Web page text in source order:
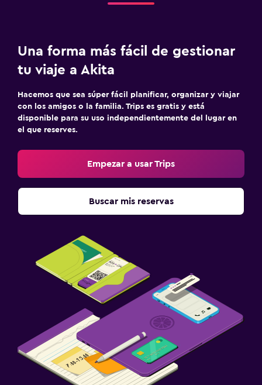
Una forma más fácil de gestionar
tu viaje a Akita
Hacemos que sea súper fácil planificar, organizar y viajar
con los amigos o la familia. Trips es gratis y está
disponible para su uso independientemente del lugar en
el que reserves.
Empezar a usar Trips
Buscar mis reservas